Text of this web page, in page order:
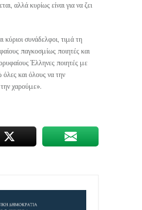
αλλά κυρίως είναι για να ζει
κύριοι συνάδελφοι, τιμά τη
παγκοσμίως ποιητές και
Έλληνες ποιητές με
και όλους να την
χαρούμε».